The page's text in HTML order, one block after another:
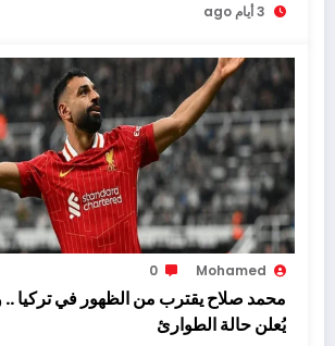
3 أيام ago
Mohamed
0
محمد صلاح يقترب من الظهور في تركيا
يُعلن حالة الطوارئ